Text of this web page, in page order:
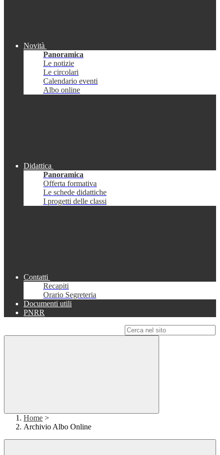
Novità
Panoramica
Le notizie
Le circolari
Calendario eventi
Albo online
Didattica
Panoramica
Offerta formativa
Le schede didattiche
I progetti delle classi
Contatti
Recapiti
Orario Segreteria
Documenti utili
PNRR
Home >
Archivio Albo Online